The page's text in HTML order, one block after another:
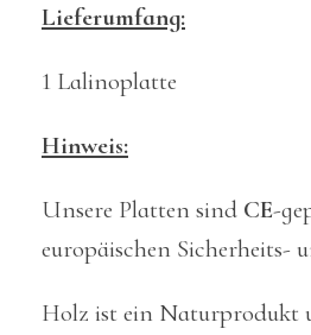
Lieferumfang:
1 Lalinoplatte
Hinweis:
Unsere Platten sind CE-
europäischen Sicherheits-
Holz ist ein Naturprodukt